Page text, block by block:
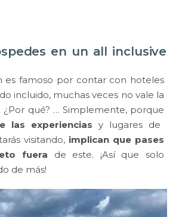
en un all inclusive
es famoso por contar con hoteles
incluido, muchas veces no vale la
¿Por qué? … Simplemente, porque
las experiencias y lugares de
visitando, implican que pases
fuera de este. ¡Así que solo
de más!